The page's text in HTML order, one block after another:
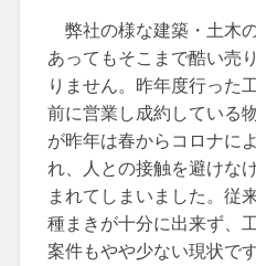
弊社の様な建築・土木
あってもそこまで酷い売
りません。昨年度行った
前に営業し成約している
が昨年は春からコロナに
れ、人との接触を避けな
まれてしまいました。従
種まきが十分に出来ず、
案件もやや少ない現状で